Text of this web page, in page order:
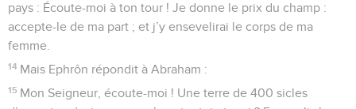
pays : Écoute-moi à ton tour ! Je donne le prix du champ :
accepte-le de ma part ; et j’y ensevelirai le corps de ma
femme.
14 Mais Ephrôn répondit à Abraham :
15 Mon Seigneur, écoute-moi ! Une terre de 400 sicles